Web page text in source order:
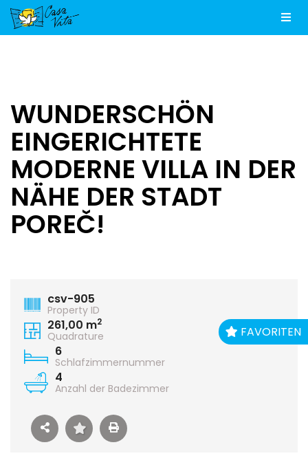
FAVORITEN
WUNDERSCHÖN
EINGERICHTETE
MODERNE VILLA IN DER
NÄHE DER STADT
POREČ!
csv-905
Property ID
261,00 m2
Quadrature
6
Schlafzimmernummer
4
Anzahl der Badezimmer